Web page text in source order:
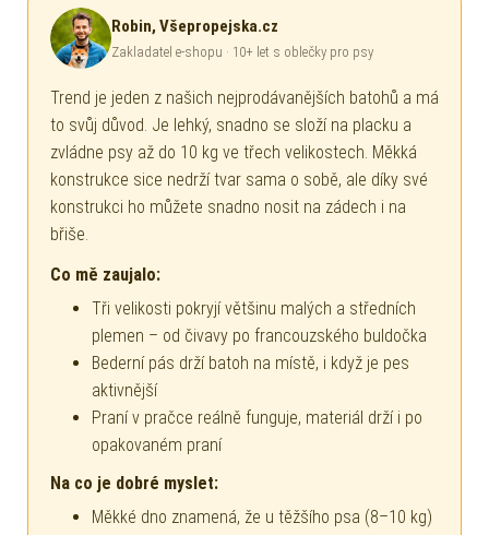
Zakladatel e-shopu · 10+ let s oblečky pro psy
Trend je jeden z našich nejprodávanějších batohů a má
to svůj důvod. Je lehký, snadno se složí na placku a
zvládne psy až do 10 kg ve třech velikostech. Měkká
konstrukce sice nedrží tvar sama o sobě, ale díky své
Co mě zaujalo:
Tři velikosti pokryjí většinu malých a středních
plemen – od čivavy po francouzského buldočka
Bederní pás drží batoh na místě, i když je pes
aktivnější
Praní v pračce reálně funguje, materiál drží i po